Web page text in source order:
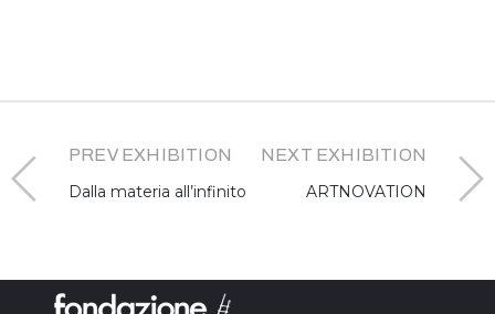
PREV EXHIBITION
Dalla materia all’infinito
NEXT EXHIBITION
ARTNOVATION